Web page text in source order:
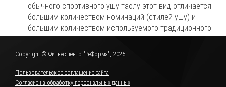
обычного спортивного ушу-таолу этот вид отличается
большим количеством номинаций (стилей ушу) и
большим количеством используемого традиционного
оружия. Не имеет отношения к реальному
традиционному ушу.
Copyright © Фитнес-центр "РеФорма", 2025
Пользовательское соглашение сайта
Согласие на обработку персональных данных